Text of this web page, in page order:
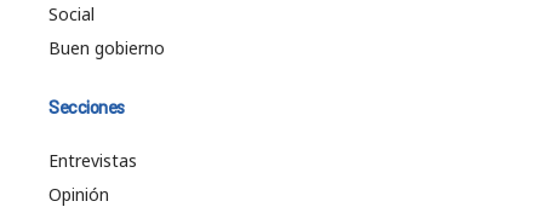
Social
Buen gobierno
Secciones
Entrevistas
Opinión